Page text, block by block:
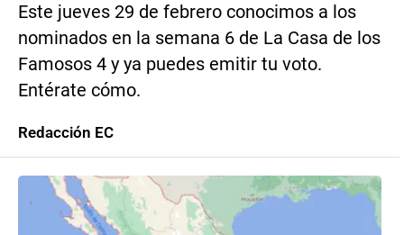
Este jueves 29 de febrero conocimos a los
nominados en la semana 6 de La Casa de los
Famosos 4 y ya puedes emitir tu voto.
Entérate cómo.
Redacción EC